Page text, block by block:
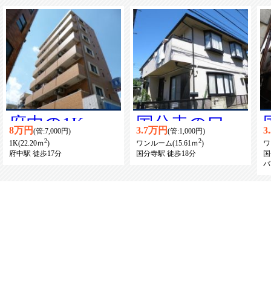
府中の1K賃
貸マンション
8万円 (管:7,000円)
1K(22.20ｍ2)
府中駅 徒歩17分
国分寺のワン
ルーム賃貸ア
3.7万円 (管:1,000円)
ワンルーム(15.61ｍ2)
国分寺駅 徒歩18分